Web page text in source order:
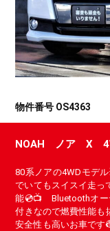
物件番号 OS4363
NOAH ノア X
80系ノアの4WDモデ
でいてもスイスイ走
能💿📺 Bluetoothオ
付きなので燃費性能
安全性も高いお車で